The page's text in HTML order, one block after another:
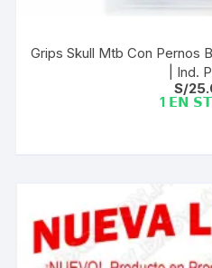
Grips Skull Mtb Con Pernos
| Ind.
S/
1 𝗘𝗡